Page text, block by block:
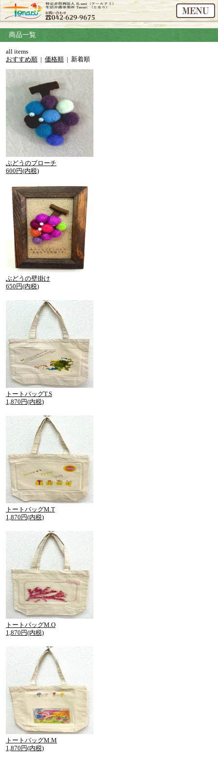
商品一覧
all items
おすすめ順 | 価格順 | 新着順
ぶどうのブローチ
600円(内税)
ぶどうの壁掛け
650円(内税)
トートバッグT.S
1,870円(内税)
トートバッグM.T
1,870円(内税)
トートバッグM.O
1,870円(内税)
トートバッグM.M
1,870円(内税)